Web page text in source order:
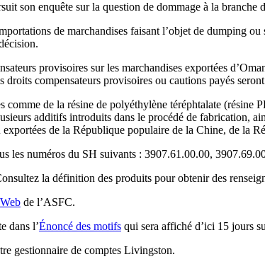
son enquête sur la question de dommage à la branche
de marchandises faisant l’objet de dumping
provisoires sur les marchandises exportées
compensateurs provisoires ou cautions payés
comme de la résine de polyéthylène téréphtalate
additifs introduits dans le procédé de fabrication,
de la République populaire de la Chine, de la
les numéros du SH suivants : 3907.61.00.00,
la définition des produits pour obtenir des
de l’ASFC.
dans l’Énoncé des motifs qui sera affiché d’ici 15 jours
gestionnaire de comptes Livingston.